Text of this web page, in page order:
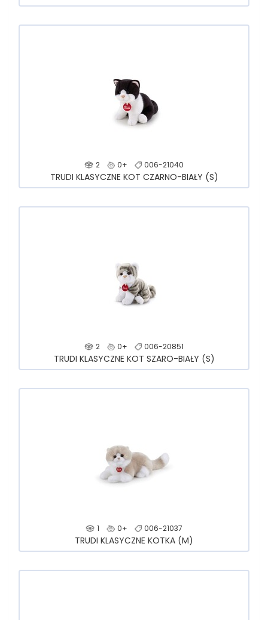
2 0+ 006-21040
TRUDI KLASYCZNE KOT CZARNO-BIAŁY (S)
2 0+ 006-20851
TRUDI KLASYCZNE KOT SZARO-BIAŁY (S)
1 0+ 006-21037
TRUDI KLASYCZNE KOTKA (M)